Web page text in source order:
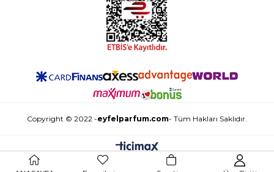
Copyright © 2022 -eyfelparfum.com- Tüm Hakları Saklıdır.